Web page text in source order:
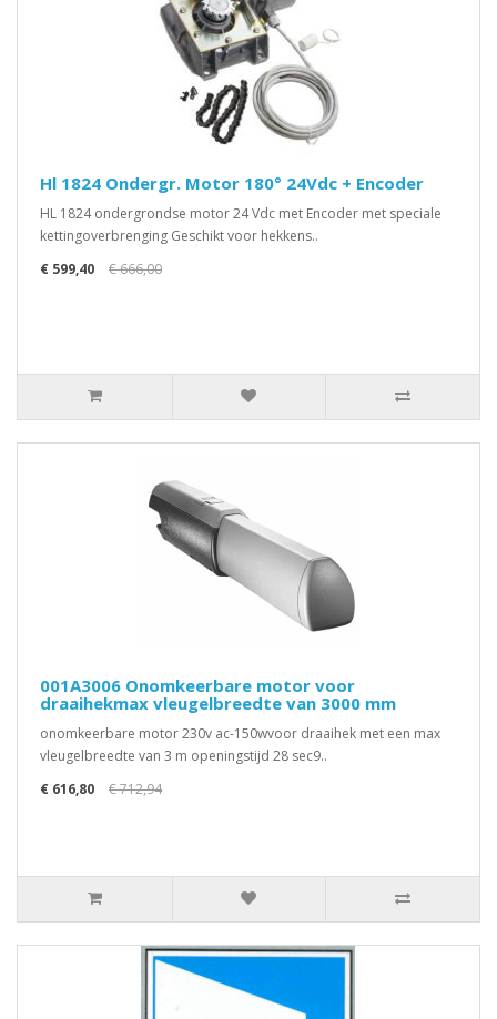
Hl 1824 Ondergr. Motor 180° 24Vdc + Encoder
HL 1824 ondergrondse motor 24 Vdc met Encoder met speciale
kettingoverbrenging Geschikt voor hekkens..
€ 599,40
€ 666,00
001A3006 Onomkeerbare motor voor
draaihekmax vleugelbreedte van 3000 mm
onomkeerbare motor 230v ac-150wvoor draaihek met een max
vleugelbreedte van 3 m openingstijd 28 sec9..
€ 616,80
€ 712,94